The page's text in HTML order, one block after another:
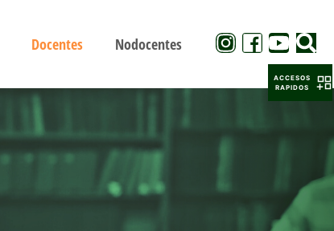
Docentes Nodocentes
ACCESOS
RAPIDOS